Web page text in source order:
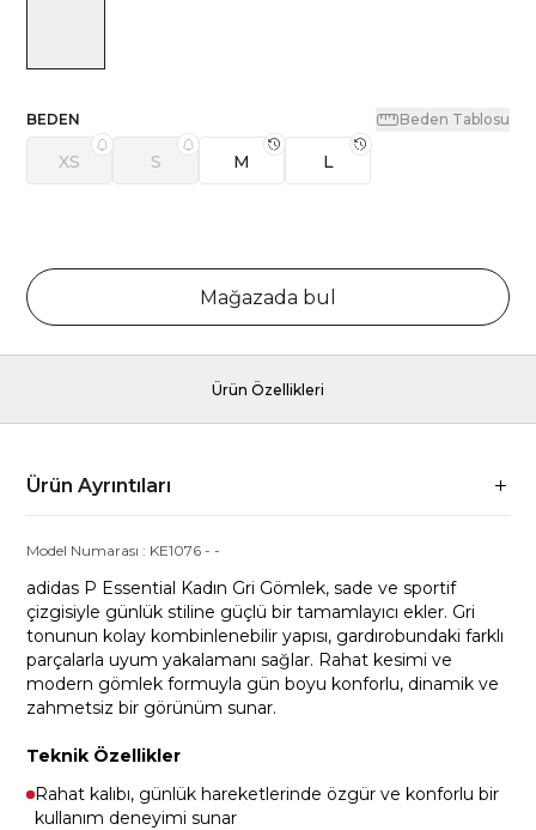
BEDEN Beden Tablosu
XS S M L
Mağazada bul
Ürün Özellikleri
Ürün Ayrıntıları
Model Numarası : KE1076 --
adidas P Essential Kadın Gri Gömlek, sade ve sportif
çizgisiyle günlük stiline güçlü bir tamamlayıcı ekler. Gri
tonunun kolay kombinlenebilir yapısı, gardırobundaki farklı
parçalarla uyum yakalamanı sağlar. Rahat kesimi ve
modern gömlek formuyla gün boyu konforlu, dinamik ve
zahmetsiz bir görünüm sunar.
Teknik Özellikler
Rahat kalıbı, günlük hareketlerinde özgür ve konforlu bir
kullanım deneyimi sunar